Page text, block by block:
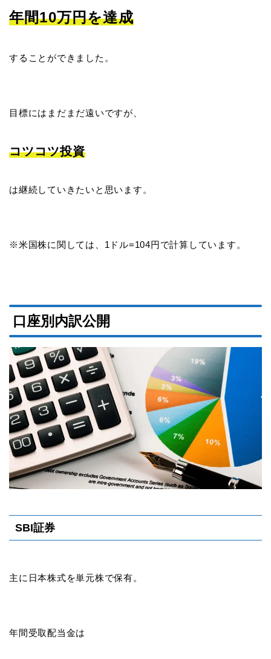
年間10万円を達成
することができました。
目標にはまだまだ遠いですが、
コツコツ投資
は継続していきたいと思います。
※米国株に関しては、1ドル=104円で計算しています。
口座別内訳公開
SBI証券
主に日本株式を単元株で保有。
年間受取配当金は